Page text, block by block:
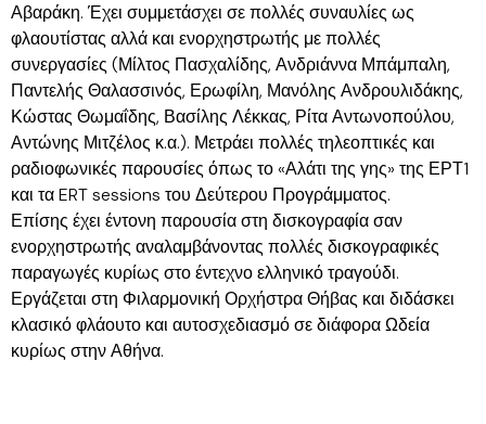
Αβαράκη. Έχει συμμετάσχει σε πολλές συναυλίες ως
φλαουτίστας αλλά και ενορχηστρωτής με πολλές
συνεργασίες (Μίλτος Πασχαλίδης, Ανδριάννα Μπάμπαλη,
Παντελής Θαλασσινός, Ερωφίλη, Μανόλης Ανδρουλιδάκης,
Κώστας Θωμαΐδης, Βασίλης Λέκκας, Ρίτα Αντωνοπούλου,
Αντώνης Μιτζέλος κ.α.). Μετράει πολλές τηλεοπτικές και
ραδιοφωνικές παρουσίες όπως το «Αλάτι της γης» της ΕΡΤ1
και τα ERT sessions του Δεύτερου Προγράμματος.
Επίσης έχει έντονη παρουσία στη δισκογραφία σαν
ενορχηστρωτής αναλαμβάνοντας πολλές δισκογραφικές
παραγωγές κυρίως στο έντεχνο ελληνικό τραγούδι.
Εργάζεται στη Φιλαρμονική Ορχήστρα Θήβας και διδάσκει
κλασικό φλάουτο και αυτοσχεδιασμό σε διάφορα Ωδεία
κυρίως στην Αθήνα.